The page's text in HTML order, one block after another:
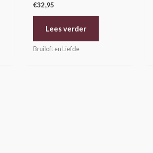
€32,95
Lees verder
Bruiloft en Liefde